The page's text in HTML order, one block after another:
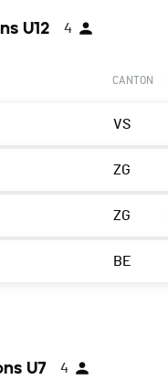
U12 4
CANTON
VS
ZG
ZG
BE
U7 4